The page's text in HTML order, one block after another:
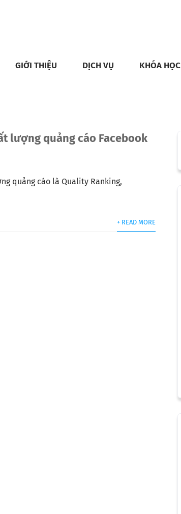
GIỚI THIỆU DỊCH VỤ KHÓA HỌC
lượng quảng cáo Facebook
quảng cáo là Quality Ranking,
+ READ MORE